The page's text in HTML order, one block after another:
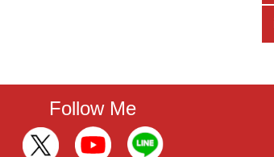
Follow Me